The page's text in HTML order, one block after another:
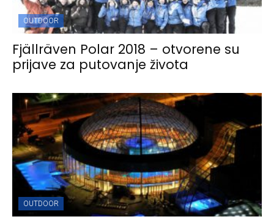
OUTDOOR
Fjällräven Polar 2018 – otvorene su
prijave za putovanje života
OUTDOOR